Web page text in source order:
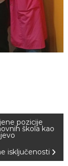
pozicije
škola kao
isključenosti